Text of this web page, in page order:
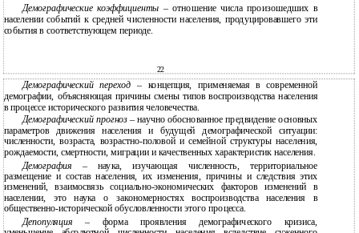
Демографические коэффициенты – отношение числа произошедших в
населении событий к средней численности населения, продуцировавшего эти
события в соответствующем периоде.
22
Демографический переход – концепция, применяемая в современной
демографии, объясняющая причины смены типов воспроизводства населения
в процессе исторического развития человечества.
Демографический прогноз – научно обоснованное предвидение основных
параметров движения населения и будущей демографической ситуации:
численности, возраста, возрастно-половой и семейной структуры населения,
рождаемости, смертности, миграции и качественных характеристик населения.
Демография – наука, изучающая численность, территориальное
размещение и состав населения, их изменения, причины и следствия этих
изменений, взаимосвязь социально-экономических факторов изменений в
населении, это наука о закономерностях воспроизводства населения в
общественно-исторической обусловленности этого процесса.
Депопуляция– форма проявления демографического кризиса,